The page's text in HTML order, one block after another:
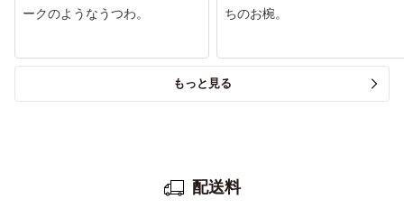
ークのようなうつわ。
ちのお椀。
もっと見る
配送料